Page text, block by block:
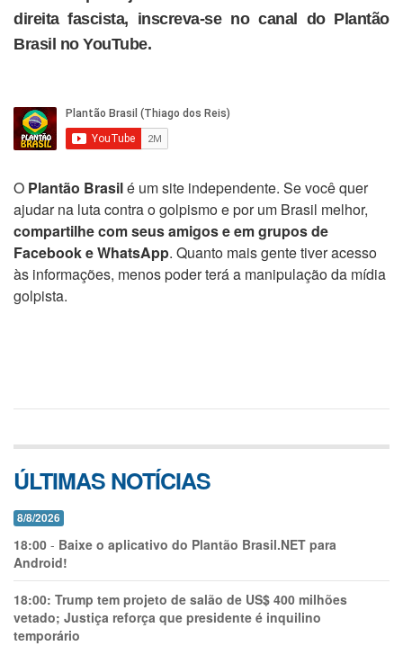
direita fascista, inscreva-se no canal do Plantão
Brasil no YouTube.
O Plantão Brasilé um site independente. Se você quer
ajudar na luta contra o golpismo e por um Brasil melhor,
compartilhe com seus amigos e em grupos de
Facebook e WhatsApp. Quanto mais gente tiver acesso
às informações, menos poder terá a manipulação da mídia
golpista.
ÚLTIMAS NOTÍCIAS
8/8/2026
18:00 - Baixe o aplicativo do Plantão Brasil.NET para
Android!
18:00: Trump tem projeto de salão de US$ 400 milhões
vetado; Justiça reforça que presidente é inquilino
temporário